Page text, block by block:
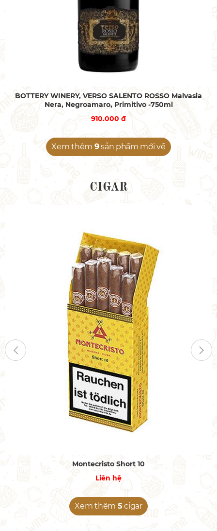
BOTTERY WINERY, VERSO SALENTO ROSSO Malvasia
Nera, Negroamaro, Primitivo -750ml
910.000 đ
Xem thêm 9sản phẩm mới về
CIGAR
Montecristo Short 10
Liên hệ
Xem thêm 5 cigar